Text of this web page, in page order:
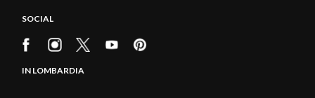
SOCIAL
IN LOMBARDIA